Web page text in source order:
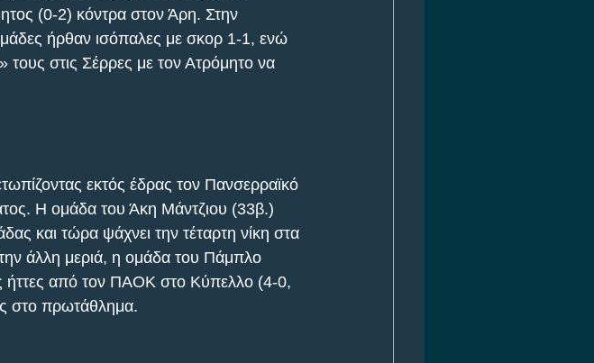
(0-2) κόντρα στον Άρη. Στην
ήρθαν ισόπαλες με σκορ 1-1, ενώ
στις Σέρρες με τον Ατρόμητο να
εκτός έδρας τον Πανσερραϊκό
Η ομάδα του Άκη Μάντζιου (33β.)
και τώρα ψάχνει την τέταρτη νίκη στα
άλλη μεριά, η ομάδα του Πάμπλο
ήττες από τον ΠΑΟΚ στο Κύπελλο (4-0,
στο πρωτάθλημα.